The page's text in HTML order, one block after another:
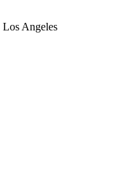
Angeles